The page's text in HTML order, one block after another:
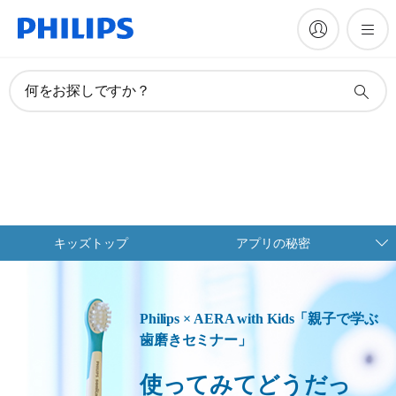
何をお探しですか？
キッズトップ アプリの秘密
Philips × AERA with Kids「親⼦で学ぶ
⻭磨きセミナー」
使ってみてどうだっ